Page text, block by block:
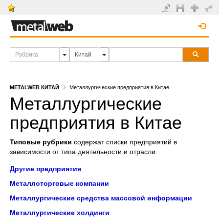
METALWEB КИТАЙ Металлургические предприятия в Китае
Металлургические
предприятия в Китае
Типовые рубрики содержат списки предприятий в
зависимости от типа деятельности и отрасли.
Другие предприятия
Металлоторговые компании
Металлургические средства массовой информации
Металлургические холдинги